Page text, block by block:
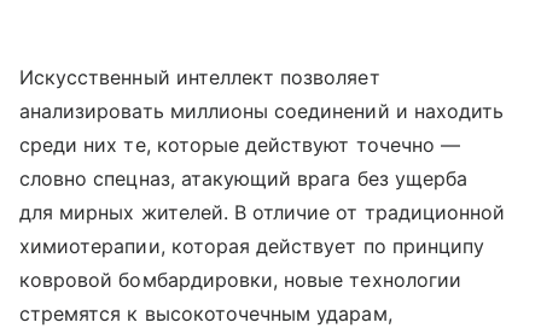
Искусственный интеллект позволяет
анализировать миллионы соединений и находить
среди них те, которые действуют точечно —
словно спецназ, атакующий врага без ущерба
для мирных жителей. В отличие от традиционной
химиотерапии, которая действует по принципу
ковровой бомбардировки, новые технологии
стремятся к высокоточечным ударам,